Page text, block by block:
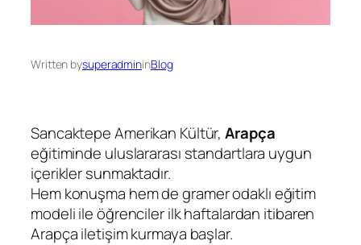
Written bysuperadmininBlog
Sancaktepe Amerikan Kültür,Arapça
eğitiminde uluslararası standartlara uygun
içerikler sunmaktadır.
Hem konuşma hem de gramer odaklı eğitim
modeli ile öğrenciler ilk haftalardan itibaren
Arapça iletişim kurmaya başlar.